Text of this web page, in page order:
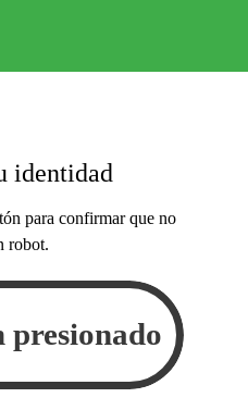
identidad
para confirmar que no
robot.